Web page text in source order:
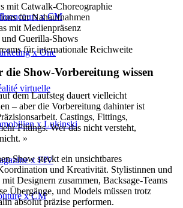
x CM
x One
virtuelle
x Lukinski
x FIV
x CM
mit Catwalk-Choreographie
für Nahaufnahmen
mit Medienpräsenz
Guerilla-Shows
für internationale Reichweite
die Show-Vorbereitung wissen
dem Laufsteg dauert vielleicht
– aber die Vorbereitung dahinter ist
Castings, Fittings,
Fittings. Wer das nicht versteht,
»
Show steckt ein unsichtbares
und Kreativität. Stylistinnen und
Designern zusammen, Backsage-Teams
Übergänge, und Models müssen trotz
absolut präzise performen.